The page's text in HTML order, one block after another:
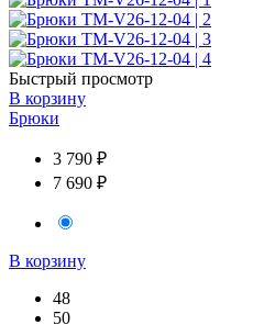
Быстрый просмотр
В корзину
Брюки
3 790 ₽
7 690 ₽
В корзину
48
50